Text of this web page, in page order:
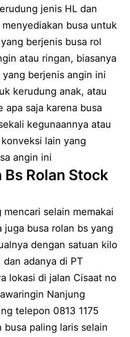
jenis HL dan
busa untuk
berjenis busa rol
atau ringan, biasanya
berjenis angin ini
kerudung anak, atau
apa saja karena busa
kegunaannya atau
lain yang
angin ini
Bs Rolan Stock
mencari selain memakai
juga busa rolan bs yang
dengan satuan kilo
adanya di PT
lokasi di jalan Cisaat no
Nanjung
telepon 0813 1175
busa paling laris selain